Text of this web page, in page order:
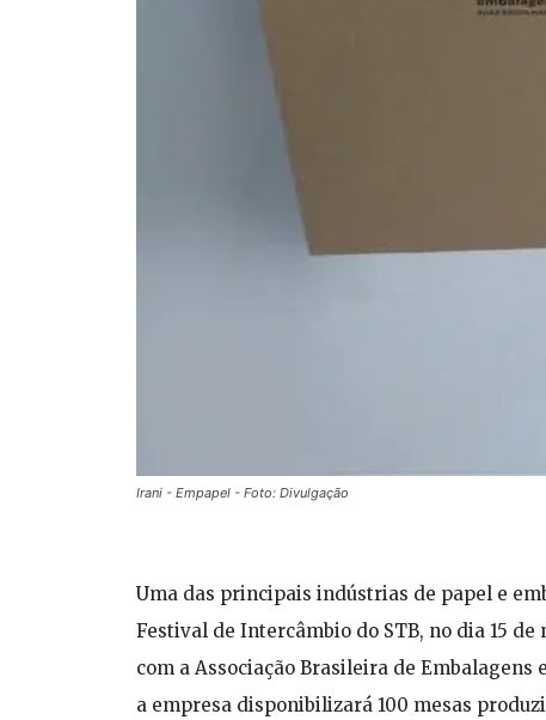
Irani - Empapel - Foto: Divulgação
Uma das principais indústrias de papel e
Festival de Intercâmbio do STB, no dia 15
com a Associação Brasileira de Embalagens
a empresa disponibilizará 100 mesas